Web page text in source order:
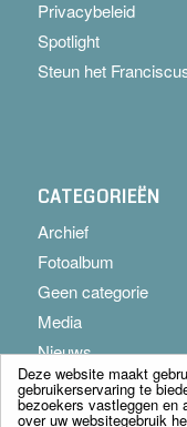
Privacybeleid
Spotlight
Steun het
CATEGORIEËN
Archief
Fotoalbum
Geen categorie
Media
Nieuws
Deze website maakt
gebruikerservaring te
bezoekers vastleggen en
over uw websitegebruik